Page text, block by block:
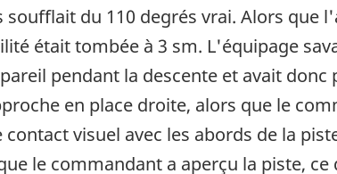
soufflait du 110 degrés vrai. Alors
était tombée à 3 sm. L'équipage
pendant la descente et avait donc
en place droite, alors que le
visuel avec les abords de la
le commandant a aperçu la piste,